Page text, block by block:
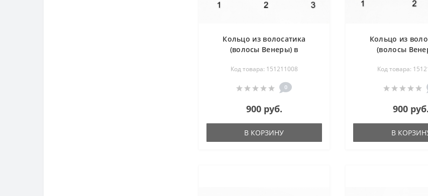
Кольцо из волосатика
(волосы Венеры) в
Код товара: 151211008
0
900 руб.
В КОРЗИНУ
Кольцо из
(волосы
Код товара:
900 руб.
В